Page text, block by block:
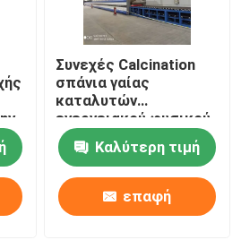
Συνεχές Calcination
σπάνια γαίας
καταλυτών
ενεργειακού φυσικού
αερίου φούρνων
ζωνών πλέγματος
Καλύτερη τιμή
επαφή